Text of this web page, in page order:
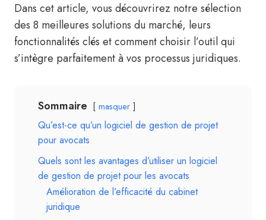
Dans cet article, vous découvrirez notre sélection
des 8 meilleures solutions du marché, leurs
fonctionnalités clés et comment choisir l’outil qui
s’intègre parfaitement à vos processus juridiques.
Sommaire masquer
Qu’est-ce qu’un logiciel de gestion de projet
pour avocats
Quels sont les avantages d’utiliser un logiciel
de gestion de projet pour les avocats
Amélioration de l’efficacité du cabinet
juridique